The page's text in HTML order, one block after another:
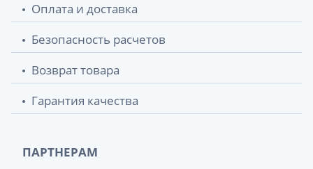
Оплата и доставка
Безопасность расчетов
Возврат товара
Гарантия качества
ПАРТНЕРАМ